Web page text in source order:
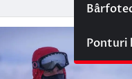
Ponturi